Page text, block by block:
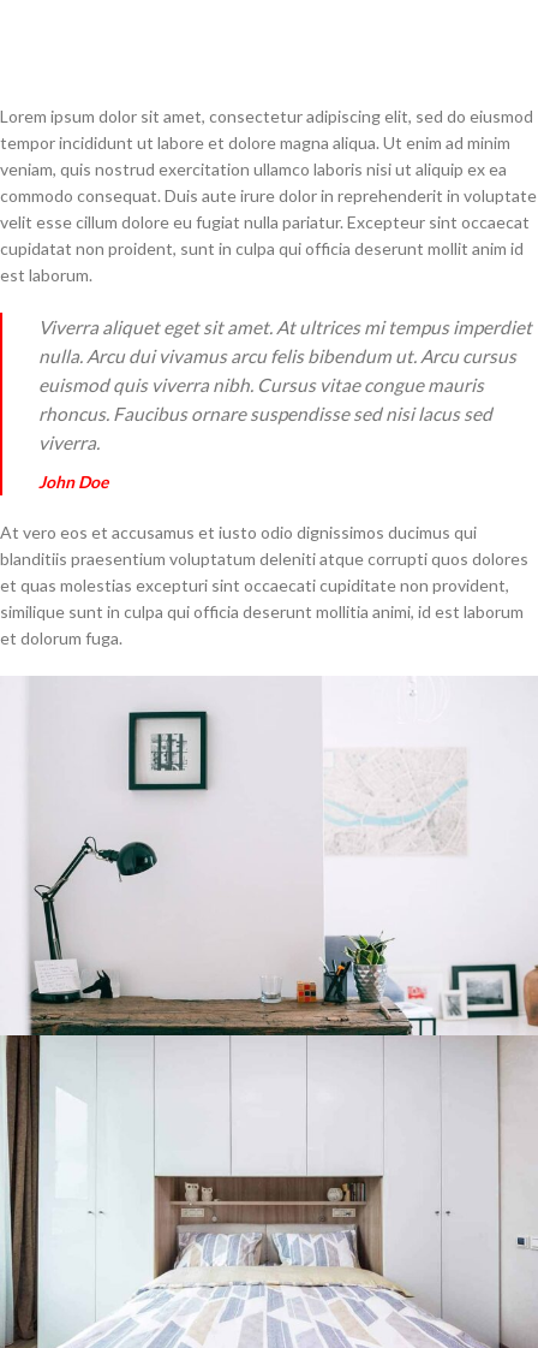
Lorem ipsum dolor sit amet, consectetur adipiscing elit, sed do eiusmod
tempor incididunt ut labore et dolore magna aliqua. Ut enim ad minim
veniam, quis nostrud exercitation ullamco laboris nisi ut aliquip ex ea
commodo consequat. Duis aute irure dolor in reprehenderit in voluptate
velit esse cillum dolore eu fugiat nulla pariatur. Excepteur sint occaecat
cupidatat non proident, sunt in culpa qui officia deserunt mollit anim id
est laborum.
Viverra aliquet eget sit amet. At ultrices mi tempus imperdiet
nulla. Arcu dui vivamus arcu felis bibendum ut. Arcu cursus
euismod quis viverra nibh. Cursus vitae congue mauris
rhoncus. Faucibus ornare suspendisse sed nisi lacus sed
viverra.
John Doe
At vero eos et accusamus et iusto odio dignissimos ducimus qui
blanditiis praesentium voluptatum deleniti atque corrupti quos dolores
et quas molestias excepturi sint occaecati cupiditate non provident,
similique sunt in culpa qui officia deserunt mollitia animi, id est laborum
et dolorum fuga.